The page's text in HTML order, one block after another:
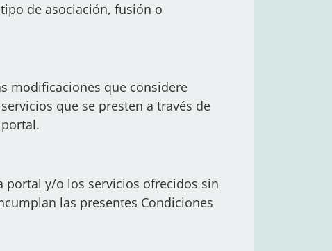
de asociación, fusión o
modificaciones que considere
que se presten a través de
portal y/o los servicios ofrecidos sin
las presentes Condiciones